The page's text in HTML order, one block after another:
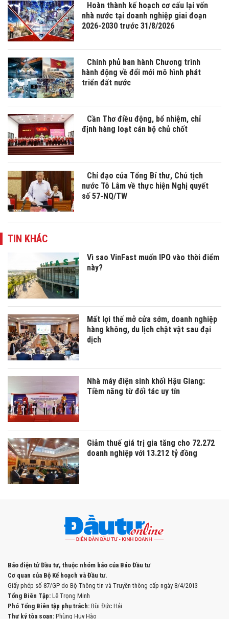
Hoàn thành kế hoạch cơ cấu lại vốn
nhà nước tại doanh nghiệp giai đoạn
2026-2030 trước 31/8/2026
Chính phủ ban hành Chương trình
hành động về đổi mới mô hình phát
triển đất nước
Cần Thơ điều động, bổ nhiệm, chỉ
định hàng loạt cán bộ chủ chốt
Chỉ đạo của Tổng Bí thư, Chủ tịch
nước Tô Lâm về thực hiện Nghị quyết
số 57-NQ/TW
TIN KHÁC
Vì sao VinFast muốn IPO vào thời điểm
này?
Mất lợi thế mở cửa sớm, doanh nghiệp
hàng không, du lịch chật vật sau đại
dịch
Nhà máy điện sinh khối Hậu Giang:
Tiềm năng từ đối tác uy tín
Giảm thuế giá trị gia tăng cho 72.272
doanh nghiệp với 13.212 tỷ đồng
Báo điện tử Đầu tư, thuộc nhóm báo của Báo Đầu tư
Cơ quan của Bộ Kế hoạch và Đầu tư.
Giấy phép số 87/GP do Bộ Thông tin và Truyền thông cấp ngày 8/4/2013
Tổng Biên Tập: Lê Trọng Minh
Phó Tổng Biên tập phụ trách: Bùi Đức Hải
Thư ký tòa soạn: Phùng Huy Hào